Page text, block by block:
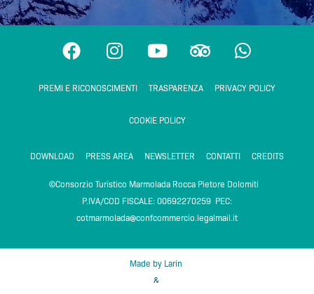
F
a
e
o
I
n
t
r
m
Y
o
t
u
e
T
r
p
v
s
o
r
W
h
t
p
PREMI E RICONOSCIMENTI TRASPARENZA PRIVACY POLICY
COOKIE POLICY
DOWNLOAD PRESS AREA NEWSLETTER CONTATTI CREDITS
©Consorzio Turistico Marmolada Rocca Pietore Dolomiti
P.IVA/COD FISCALE: 00692270259 PEC:
cotmarmolada@confcommercio.legalmail.it
Made by Larin
&